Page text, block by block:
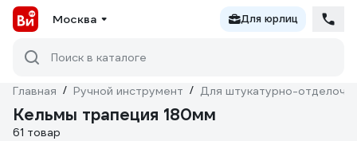
Москва Для юрлиц
Поиск в каталоге
Главная / Ручной инструмент / Для штукатурно-
Кельмы трапеция 180мм
61 товар